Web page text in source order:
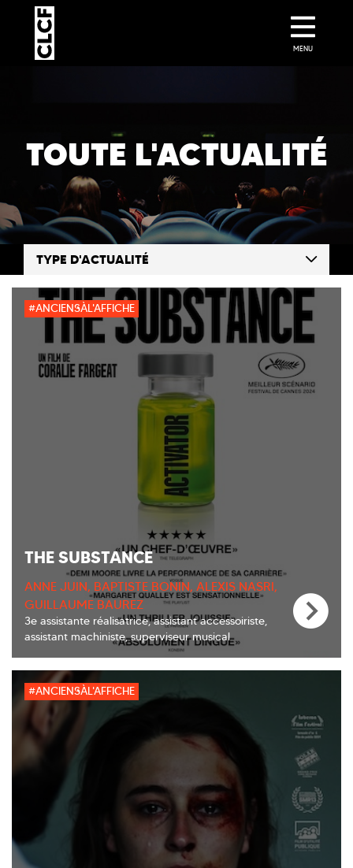
TOUTE L'ACTUALITÉ
TYPE D'ACTUALITÉ
#ANCIENSÀL'AFFICHE
THE SUBSTANCE
ANNE JUIN, BAPTISTE BONIN, ALEXIS NASRI,
GUILLAUME BAUREZ
3e assistante réalisatrice, assistant accessoiriste,
assistant machiniste, superviseur musical
#ANCIENSÀL'AFFICHE
MENU